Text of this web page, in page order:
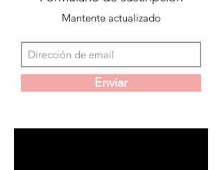
Formulario de suscripción
Mantente actualizado